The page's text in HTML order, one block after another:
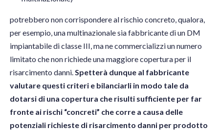
potrebbero non corrispondere al rischio concreto, qualora,
per esempio, una multinazionale sia fabbricante di un DM
impiantabile di classe III, ma ne commercializzi un numero
limitato che non richiede una maggiore copertura per il
risarcimento danni.Spetterà dunque al fabbricante
valutare questi criteri e bilanciarli in modo tale da
dotarsi di una copertura che risulti sufficiente per far
fronte ai rischi “concreti” che corre a causa delle
potenziali richieste di risarcimento danni per prodotto